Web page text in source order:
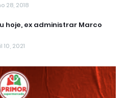
28, 2018
hoje, ex administrar Marco
2021